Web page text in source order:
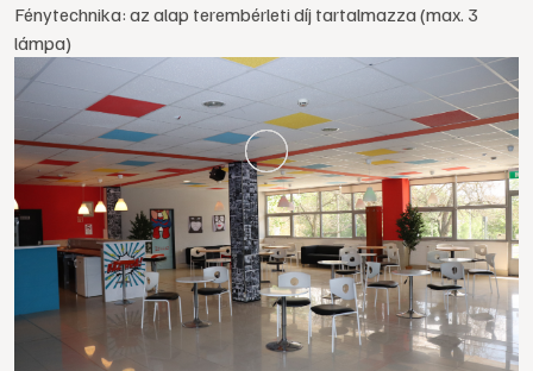
Fénytechnika: az alap terembérleti díj tartalmazza (max. 3
lámpa)